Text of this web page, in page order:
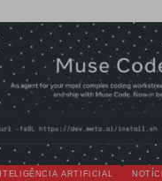
ARTIFICIAL